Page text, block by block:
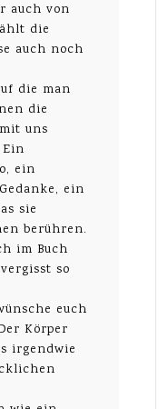
auch von
die
auch noch
die man
die
uns
ein
ein
sie
berühren.
im Buch
so
euch
Körper
irgendwie